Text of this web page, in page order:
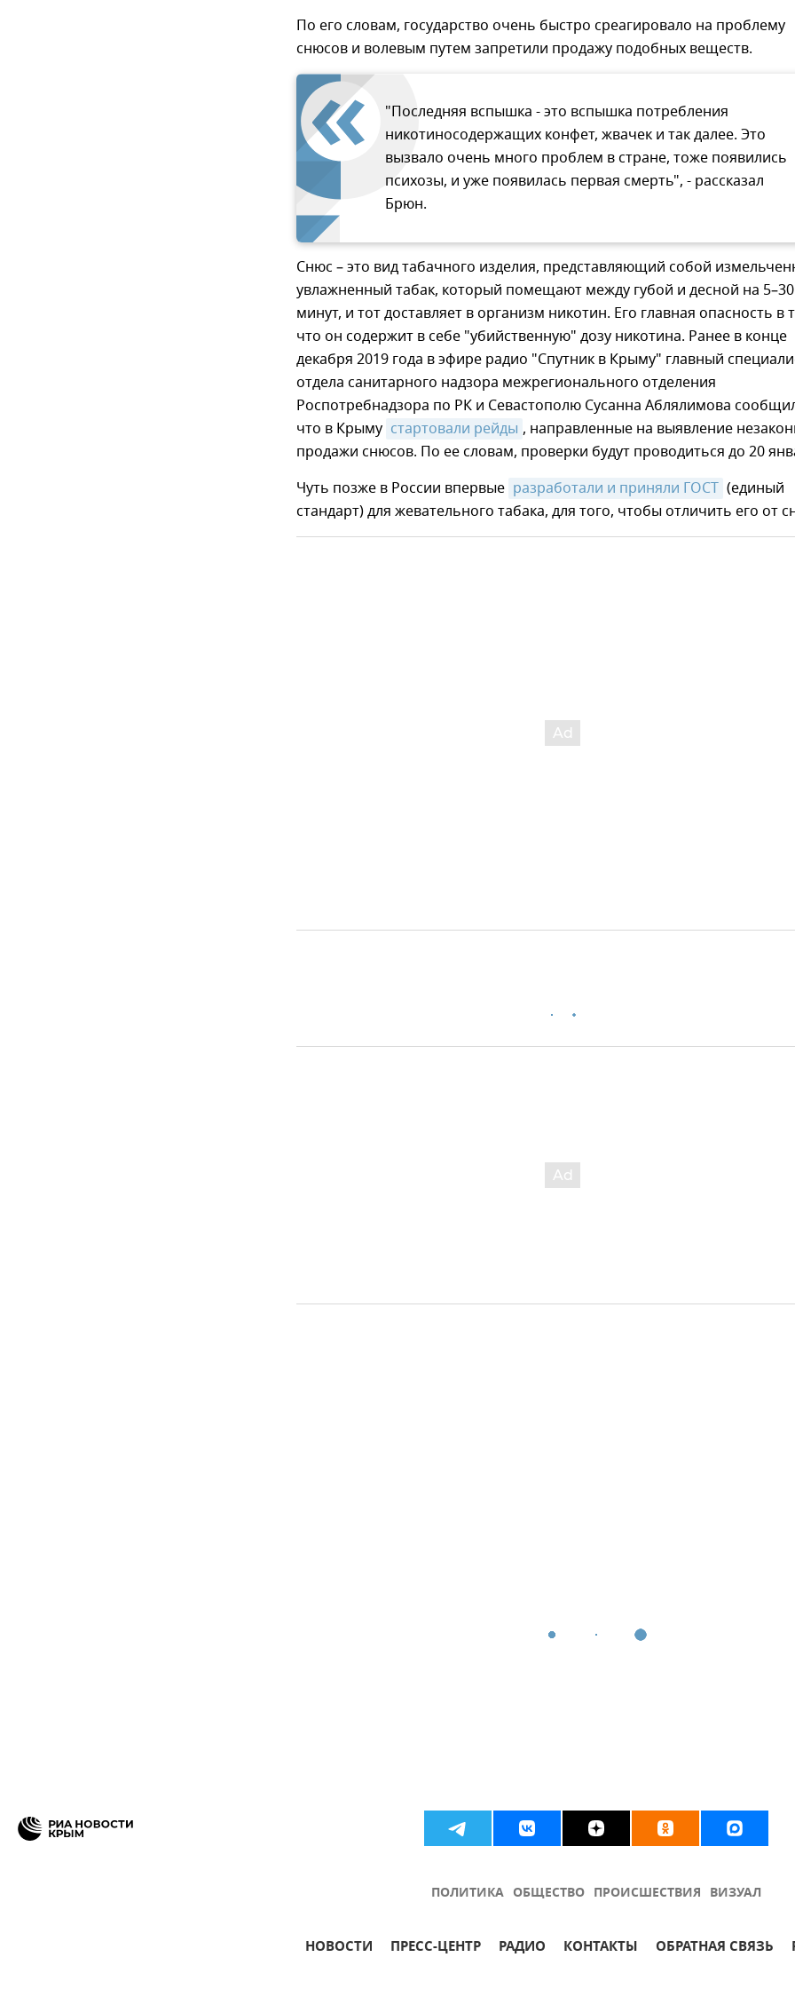
По его словам, государство очень быстро среагировало на проблему
снюсов и волевым путем запретили продажу подобных веществ.
"Последняя вспышка - это вспышка потребления
никотиносодержащих конфет, жвачек и так далее. Это
вызвало очень много проблем в стране, тоже появились
психозы, и уже появилась первая смерть", - рассказал
Брюн.
Снюс – это вид табачного изделия, представляющий собой
увлажненный табак, который помещают между губой и десной на 5–30
минут, и тот доставляет в организм никотин. Его главная опасность в
что он содержит в себе "убийственную" дозу никотина. Ранее в конце
декабря 2019 года в эфире радио "Спутник в Крыму" главный
отдела санитарного надзора межрегионального отделения
Роспотребнадзора по РК и Севастополю Сусанна Аблялимова
что в Крыму стартовали рейды , направленные на выявление
продажи снюсов. По ее словам, проверки будут проводиться до 20
Чуть позже в России впервые разработали и приняли ГОСТ (единый
стандарт) для жевательного табака, для того, чтобы отличить его от
ПОЛИТИКА ОБЩЕСТВО ПРОИСШЕСТВИЯ ВИЗУАЛ
НОВОСТИ ПРЕСС-ЦЕНТР РАДИО КОНТАКТЫ ОБРАТНАЯ СВЯЗЬ